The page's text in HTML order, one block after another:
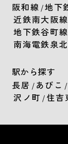
阪和線 /地下
近鉄南大阪線
地下鉄谷町線
南海電鉄泉
駅から探す
長居 / あびこ /
沢ノ町 / 住吉